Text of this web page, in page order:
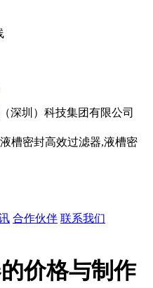
深圳）科技集团有限公司
槽密封高效过滤器,液槽密
合作伙伴 联系我们
价格与制作